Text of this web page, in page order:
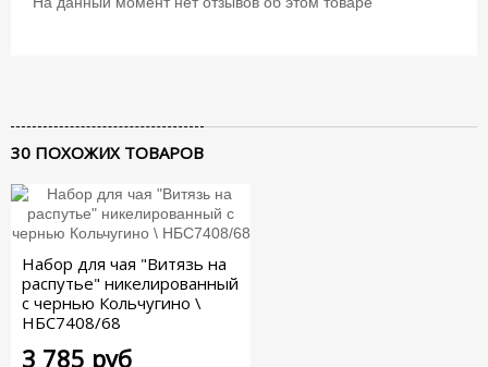
30 ПОХОЖИХ ТОВАРОВ
Набор для чая "Витязь на
распутье" никелированный
с чернью Кольчугино \
НБС7408/68
3 785 руб